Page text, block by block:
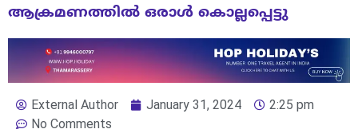
ആക്രമണത്തിൽ ഒരാൾ കൊല്ലപ്പെട്ടു
External Author January 31, 2024
2:25 pm
No Comments